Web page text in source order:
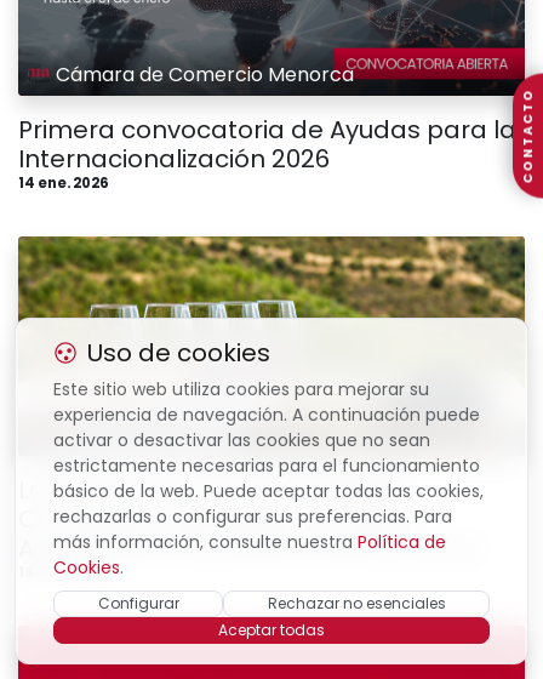
Cámara de Comercio Menorca
Primera convocatoria de Ayudas para la
Internacionalización 2026
14 ene. 2026
Cámara de Comercio Menorca
La Cámara organiza una Misión
Comercial Inversa para el Sector
Agroalimentario (Alimentación y vino)
13 ene. 2026
Uso de cookies
Este sitio web utiliza cookies para mejorar su
experiencia de navegación. A continuación puede
activar o desactivar las cookies que no sean
estrictamente necesarias para el funcionamiento
básico de la web. Puede aceptar todas las cookies,
rechazarlas o configurar sus preferencias. Para
más información, consulte nuestra Política de
Cookies.
Configurar
Rechazar no esenciales
Aceptar todas
CONTACTO